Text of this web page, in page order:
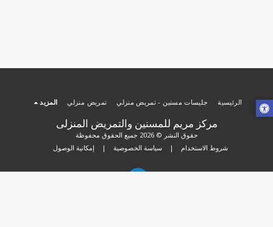
مركز مريم للمسنين والتمريض المنزلى
حقوق النشر © 2026 جميع الحقوق محفوظة
شروط الاستخدام |سياسة الخصوصية | إمكانية الوصول
الرئيسية جليسات مسنين - تمريض منزلي تمريض منزلي المزيد